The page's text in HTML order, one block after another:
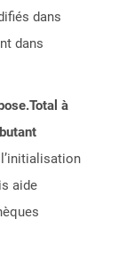
dans
dans
à
aide